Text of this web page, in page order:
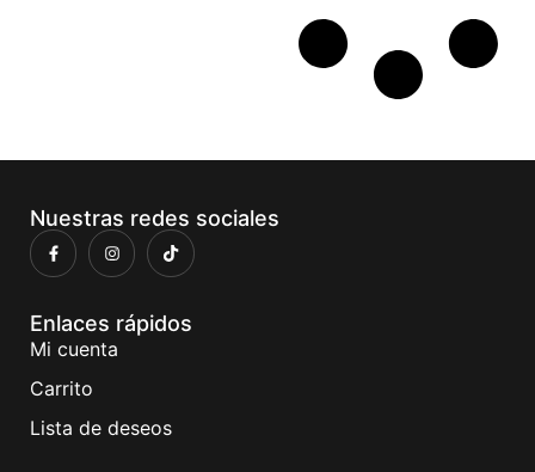
Nuestras redes sociales
Enlaces rápidos
Mi cuenta
Carrito
Lista de deseos